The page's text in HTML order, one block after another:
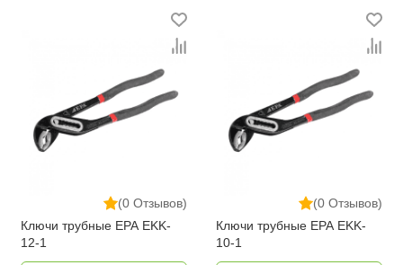
(0 Отзывов)
Ключи трубные EPA EKK-
12-1
(0 Отзывов)
Ключи трубные EPA EKK-
10-1